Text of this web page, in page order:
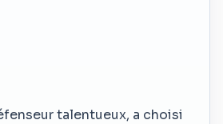
talentueux, a choisi